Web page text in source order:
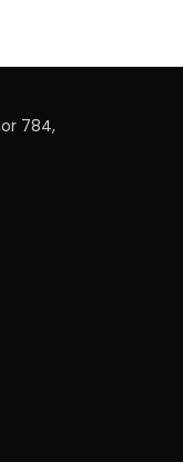
784,